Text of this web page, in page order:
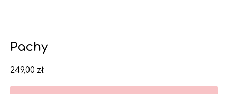
Pachy
249,00 zł